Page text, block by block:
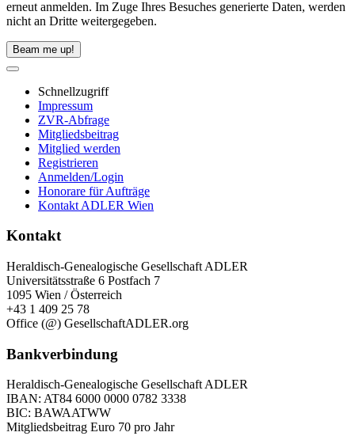
erneut anmelden. Im Zuge Ihres Besuches generierte Daten, werden
nicht an Dritte weitergegeben.
Beam me up!
Schnellzugriff
Impressum
ZVR-Abfrage
Mitgliedsbeitrag
Mitglied werden
Registrieren
Anmelden/Login
Honorare für Aufträge
Kontakt ADLER Wien
Kontakt
Heraldisch-Genealogische Gesellschaft ADLER
Universitätsstraße 6 Postfach 7
1095 Wien / Österreich
+43 1 409 25 78
Office (@) GesellschaftADLER.org
Bankverbindung
Heraldisch-Genealogische Gesellschaft ADLER
IBAN: AT84 6000 0000 0782 3338
BIC: BAWAATWW
Mitgliedsbeitrag Euro 70 pro Jahr